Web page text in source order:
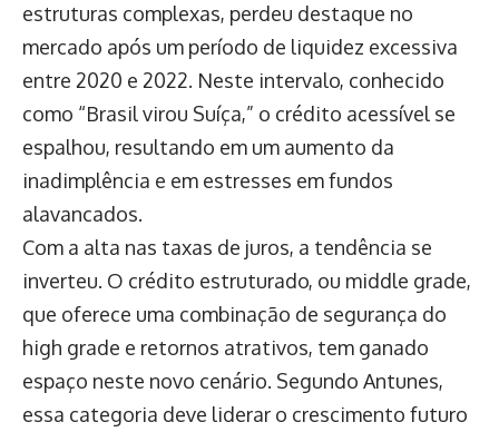
estruturas complexas, perdeu destaque no
mercado após um período de liquidez excessiva
entre 2020 e 2022. Neste intervalo, conhecido
como “Brasil virou Suíça,” o crédito acessível se
espalhou, resultando em um aumento da
inadimplência e em estresses em fundos
alavancados.
Com a alta nas taxas de juros, a tendência se
inverteu. O crédito estruturado, ou middle grade,
que oferece uma combinação de segurança do
high grade e retornos atrativos, tem ganado
espaço neste novo cenário. Segundo Antunes,
essa categoria deve liderar o crescimento futuro